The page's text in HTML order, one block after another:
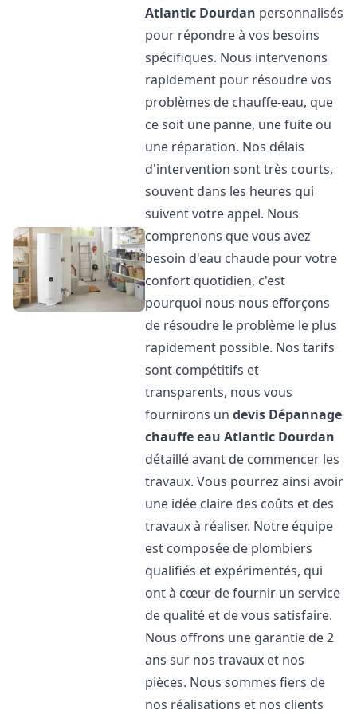
Atlantic Dourdan personnalisés
pour répondre à vos besoins
spécifiques. Nous intervenons
rapidement pour résoudre vos
problèmes de chauffe-eau, que
ce soit une panne, une fuite ou
une réparation. Nos délais
d'intervention sont très courts,
souvent dans les heures qui
suivent votre appel. Nous
comprenons que vous avez
besoin d'eau chaude pour votre
confort quotidien, c'est
pourquoi nous nous efforçons
de résoudre le problème le plus
rapidement possible. Nos tarifs
sont compétitifs et
transparents, nous vous
fournirons undevis Dépannage
chauffe eau Atlantic Dourdan
détaillé avant de commencer les
travaux. Vous pourrez ainsi avoir
une idée claire des coûts et des
travaux à réaliser. Notre équipe
est composée de plombiers
qualifiés et expérimentés, qui
ont à cœur de fournir un service
de qualité et de vous satisfaire.
Nous offrons une garantie de 2
ans sur nos travaux et nos
pièces. Nous sommes fiers de
nos réalisations et nos clients